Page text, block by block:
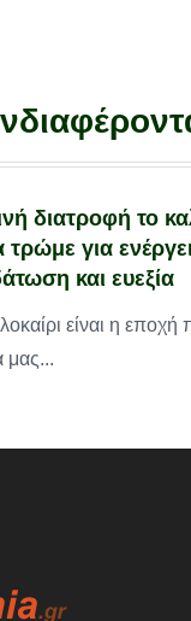
διατροφή το
τρώμε για
και ευεξία
είναι η εποχή